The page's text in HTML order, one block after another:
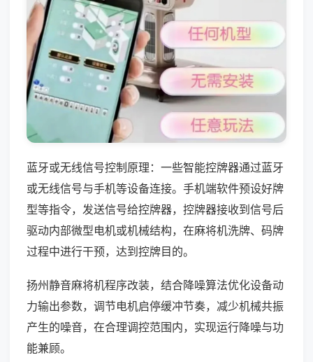
蓝牙或无线信号控制原理：一些智能控牌器通过蓝牙
或无线信号与手机等设备连接。手机端软件预设好牌
型等指令，发送信号给控牌器，控牌器接收到信号后
驱动内部微型电机或机械结构，在麻将机洗牌、码牌
过程中进行干预，达到控牌目的。
扬州静音麻将机程序改装，结合降噪算法优化设备动
力输出参数，调节电机启停缓冲节奏，减少机械共振
产生的噪音，在合理调控范围内，实现运行降噪与功
能兼顾。